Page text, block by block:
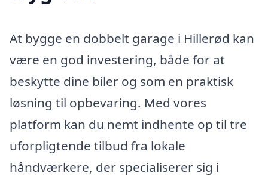
At bygge en dobbelt garage i Hillerød kan
være en god investering, både for at
beskytte dine biler og som en praktisk
løsning til opbevaring. Med vores
platform kan du nemt indhente op til tre
uforpligtende tilbud fra lokale
håndværkere, der specialiserer sig i